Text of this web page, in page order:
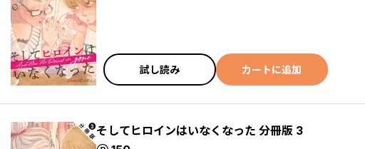
試し読み カートに追加
そしてヒロインはいなくなった 分冊版 3